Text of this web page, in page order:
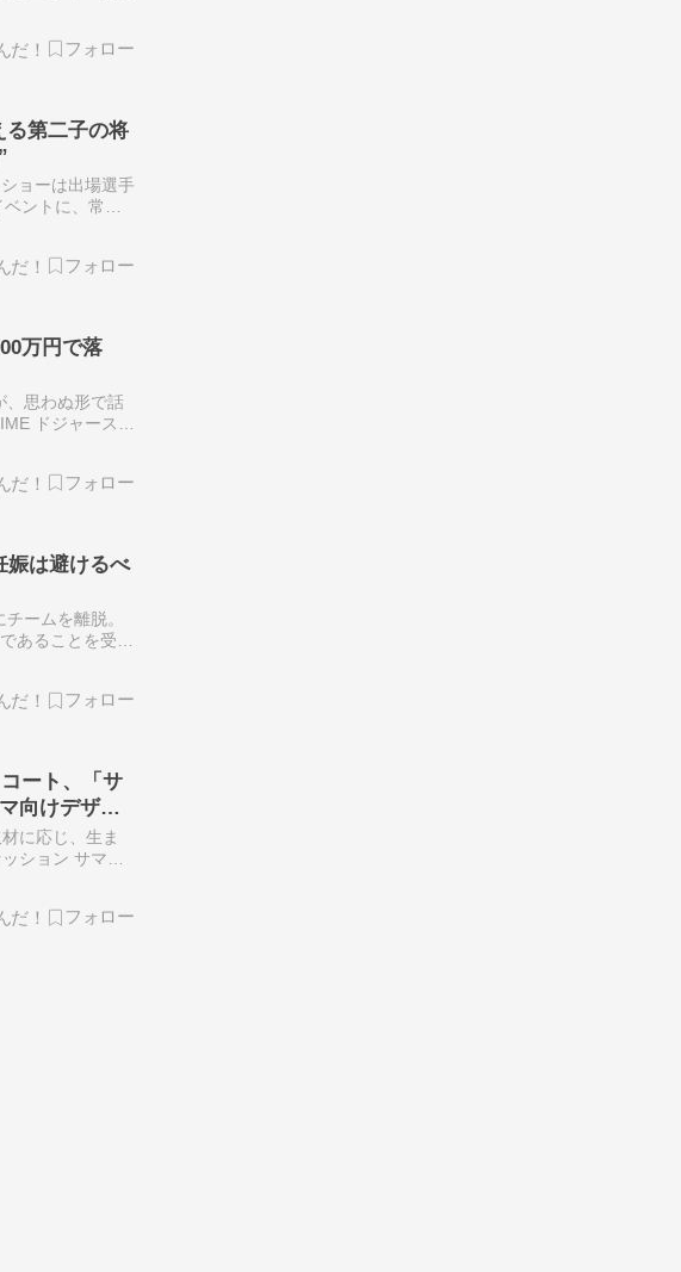
る第二子の将
ョーは出場選手
ントに、常連
万円で落
、思わぬ形で話
ドジャース
娠は避けるべ
ームを離脱。
あることを受け
ート、「サ
向けデザイ
に応じ、生ま
ション サマン